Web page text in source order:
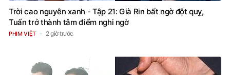
Trời cao nguyên xanh - Tập 21: Già Rin bất ngờ đột quỵ,
Tuấn trở thành tâm điểm nghi ngờ
PHIM VIỆT 2 giờ trước